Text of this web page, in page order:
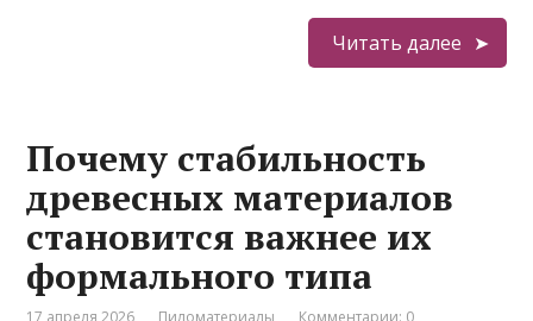
Читать далее
Почему стабильность
древесных материалов
становится важнее их
формального типа
17 апреля 2026 Пиломатериалы Комментарии: 0